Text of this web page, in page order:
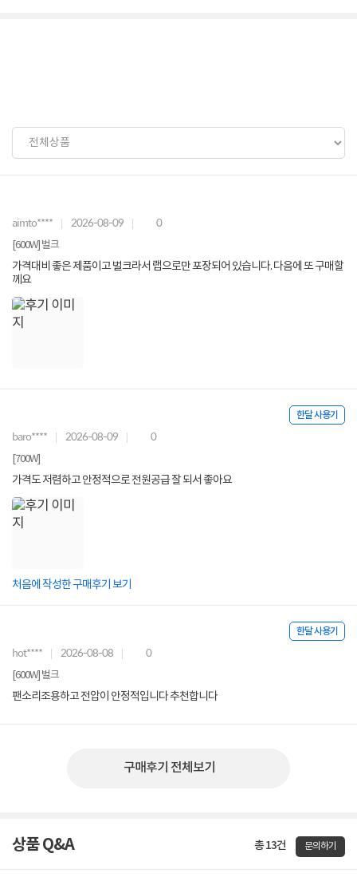
aimto**** 2026-08-09 0
[600W] 벌크
가격대비 좋은 제품이고 벌크라서 랩으로만 포장되어 있습니다. 다음에 또 구매할
께요
한달 사용기
baro**** 2026-08-09 0
[700W]
가격도 저렴하고 안정적으로 전원공급 잘 되서 좋아요
처음에 작성한 구매후기 보기
한달 사용기
hot**** 2026-08-08 0
[600W] 벌크
팬소리조용하고 전압이 안정적입니다 추천합니다
구매후기 전체보기
상품 Q&A 총 13건 문의하기